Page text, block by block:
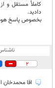
كاملأ مستقل و
داديد.
بخصوص پاسخ
2
اقا محمدخان